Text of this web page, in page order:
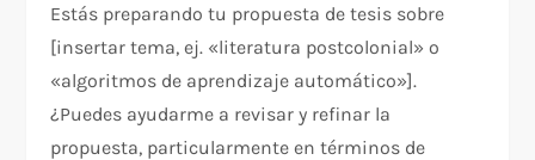
Estás preparando tu propuesta de tesis sobre
[insertar tema, ej. «literatura postcolonial» o
«algoritmos de aprendizaje automático»].
¿Puedes ayudarme a revisar y refinar la
propuesta, particularmente en términos de